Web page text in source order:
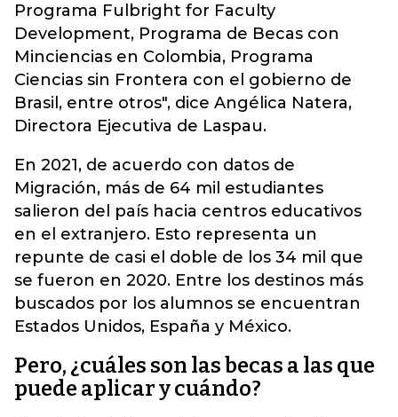
Programa Fulbright for Faculty
Development, Programa de Becas con
Minciencias en Colombia, Programa
Ciencias sin Frontera con el gobierno de
Brasil, entre otros", dice Angélica Natera,
Directora Ejecutiva de Laspau.
En 2021, de acuerdo con datos de
Migración, más de 64 mil estudiantes
salieron del país hacia centros educativos
en el extranjero. Esto representa un
repunte de casi el doble de los 34 mil que
se fueron en 2020. Entre los destinos más
buscados por los alumnos se encuentran
Estados Unidos, España y México.
Pero, ¿cuáles son las becas a las que
puede aplicar y cuándo?